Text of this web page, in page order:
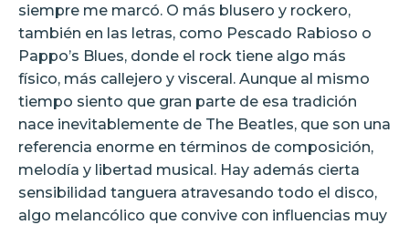
siempre me marcó. O más blusero y rockero,
también en las letras, como Pescado Rabioso o
Pappo’s Blues, donde el rock tiene algo más
físico, más callejero y visceral. Aunque al mismo
tiempo siento que gran parte de esa tradición
nace inevitablemente de The Beatles, que son una
referencia enorme en términos de composición,
melodía y libertad musical. Hay además cierta
sensibilidad tanguera atravesando todo el disco,
algo melancólico que convive con influencias muy